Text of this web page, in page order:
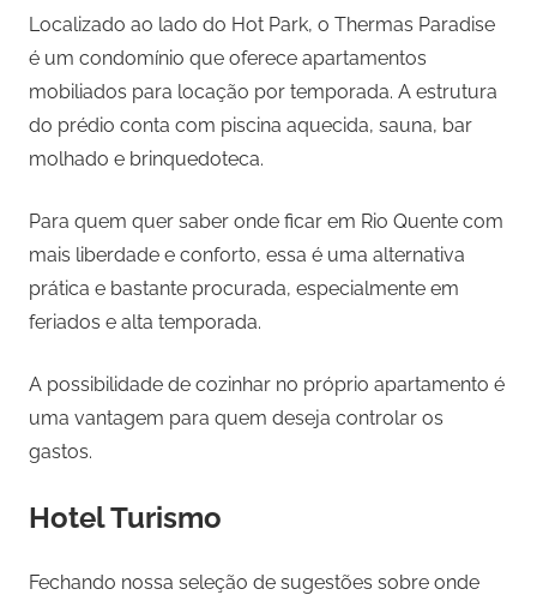
Localizado ao lado do Hot Park, o Thermas Paradise
é um condomínio que oferece apartamentos
mobiliados para locação por temporada. A estrutura
do prédio conta com piscina aquecida, sauna, bar
molhado e brinquedoteca.
Para quem quer saber onde ficar em Rio Quente com
mais liberdade e conforto, essa é uma alternativa
prática e bastante procurada, especialmente em
feriados e alta temporada.
A possibilidade de cozinhar no próprio apartamento é
uma vantagem para quem deseja controlar os
gastos.
Hotel Turismo
Fechando nossa seleção de sugestões sobre onde